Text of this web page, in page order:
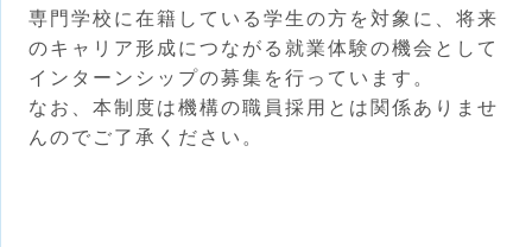
専門学校に在籍している学生の方を対象に、将来
のキャリア形成につながる就業体験の機会として
インターンシップの募集を行っています。
なお、本制度は機構の職員採用とは関係ありませ
んのでご了承ください。